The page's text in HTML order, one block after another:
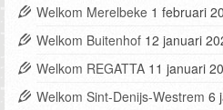
Welkom Merelbeke 1 februari
Welkom Buitenhof 12 januari
Welkom REGATTA 11 januari
Welkom Sint-Denijs-Westrem 6